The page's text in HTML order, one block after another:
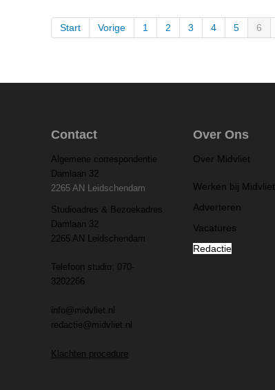
Start Vorige 1 2 3 4 5 6
Contact
Algemene correspondentie
Damlaan 32
2265 AN Leidschendam
Studioadres & Bezoekadres
Damlaan 32
2265 AN Leidschendam
Telefoon studio: 070-
3202266
info@midvliet.nl
redactie@midvliet.nl
Klachten procedure
Over Ons
Over Midvliet
Werken bij Midvliet
Adverteren
Vacatures
Redactie